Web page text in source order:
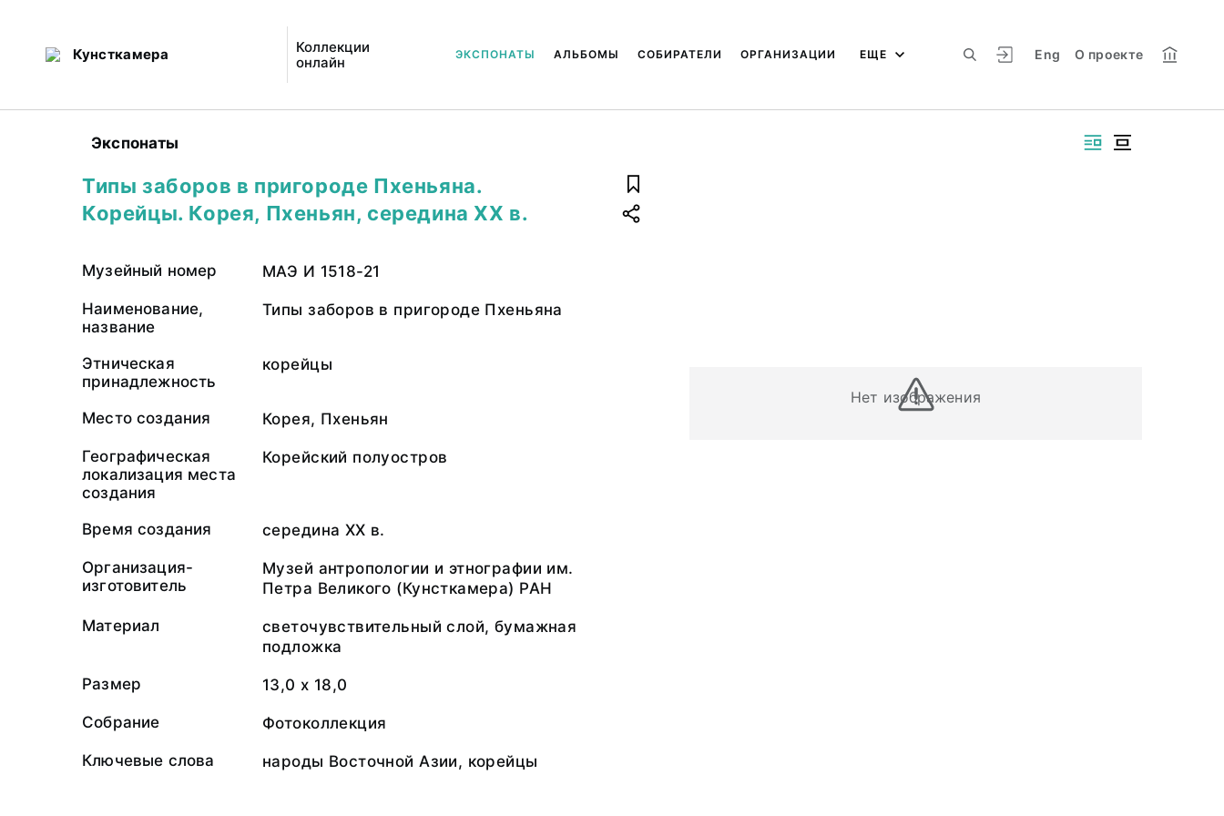
Кунсткамера
Коллекции
онлайн
Eng О проекте
ЭКСПОНАТЫ АЛЬБОМЫ СОБИРАТЕЛИ ОРГАНИЗАЦИИ ЕЩЕ
Экспонаты
Нет изображения
Типы заборов в пригороде Пхеньяна.
Корейцы. Корея, Пхеньян, середина XX в.
Музейный номер МАЭ И 1518-21
Наименование,
название
Типы заборов в пригороде Пхеньяна
Этническая
принадлежность
корейцы
Место создания Корея, Пхеньян
Географическая
локализация места
создания
Корейский полуостров
Время создания середина XX в.
Организация-
изготовитель
Музей антропологии и этнографии им.
Петра Великого (Кунсткамера) РАН
Материал
светочувствительный слой, бумажная
подложка
Размер 13,0 х 18,0
Собрание Фотоколлекция
Ключевые слова народы Восточной Азии, корейцы